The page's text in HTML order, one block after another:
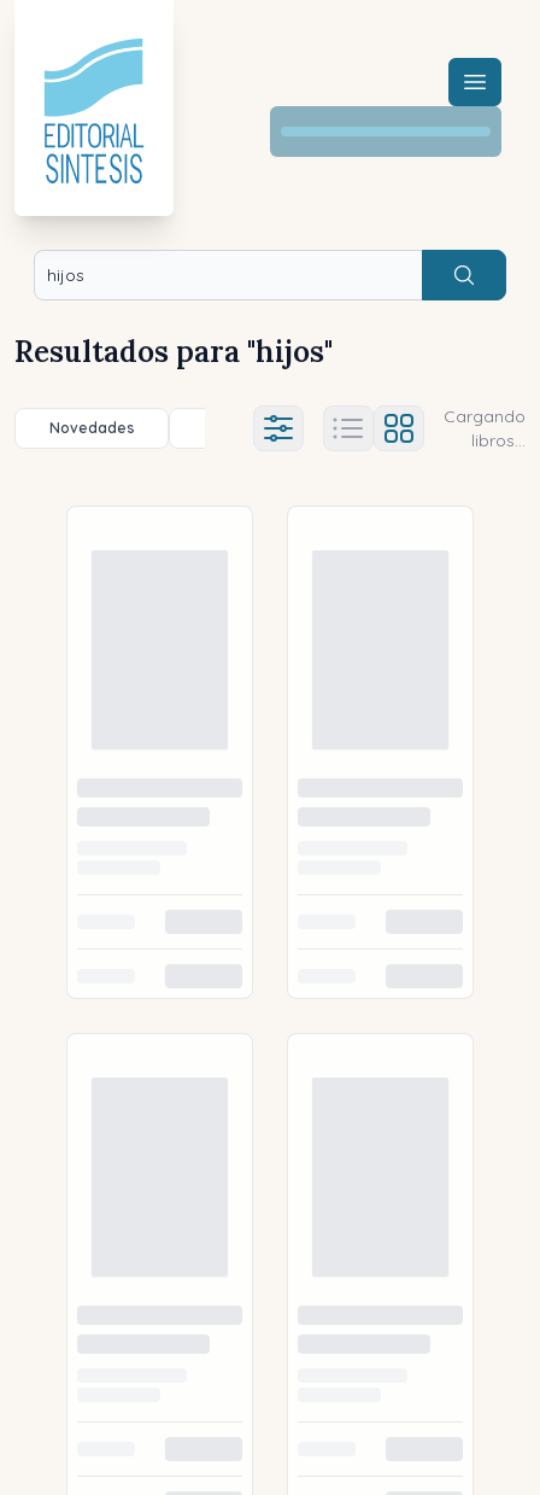
Menú
Buscar
Resultados para "hijos"
Novedades Título (a-z) Título (z-a)
Ajustes abierto
Cargando
libros...